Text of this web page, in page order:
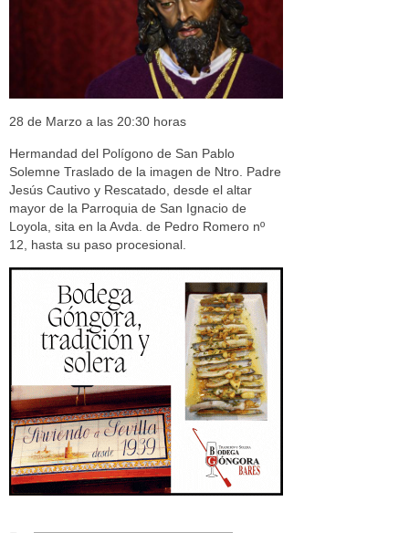
28 de Marzo a las 20:30 horas
Hermandad del Polígono de San Pablo
Solemne Traslado de la imagen de Ntro. Padre
Jesús Cautivo y Rescatado, desde el altar
mayor de la Parroquia de San Ignacio de
Loyola, sita en la Avda. de Pedro Romero nº
12, hasta su paso procesional.